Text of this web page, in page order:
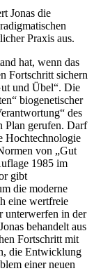
Jonas die
Praxis aus.
hat, wenn das
Fortschritt sichern
und Übel“. Die
biogenetischer
des
Plan gerufen. Darf
Hochtechnologie
von „Gut
1985 im
gibt
die moderne
eine wertfreie
unterwerfen in der
behandelt aus
Fortschritt mit
die Entwicklung
einer neuen